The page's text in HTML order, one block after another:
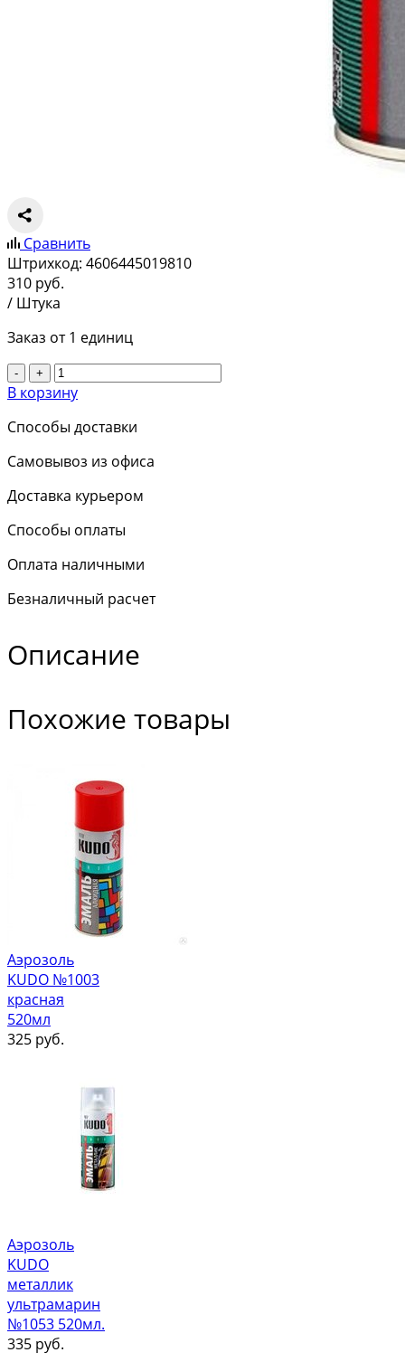
Сравнить
Штрихкод: 4606445019810
310 руб.
/ Штука
Заказ от 1 единиц
- +
В корзину
Способы доставки
Самовывоз из офиса
Доставка курьером
Способы оплаты
Оплата наличными
Безналичный расчет
Описание
Похожие товары
Аэрозоль
KUDO №1003
красная
520мл
325 руб.
Аэрозоль
KUDO
металлик
ультрамарин
№1053 520мл.
335 руб.